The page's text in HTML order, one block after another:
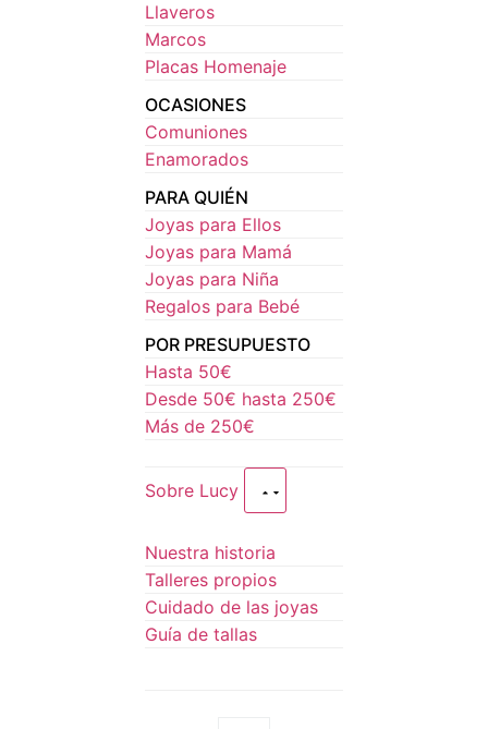
Llaveros
Marcos
Placas Homenaje
OCASIONES
Comuniones
Enamorados
PARA QUIÉN
Joyas para Ellos
Joyas para Mamá
Joyas para Niña
Regalos para Bebé
POR PRESUPUESTO
Hasta 50€
Desde 50€ hasta 250€
Más de 250€
Sobre Lucy
Nuestra historia
Talleres propios
Cuidado de las joyas
Guía de tallas